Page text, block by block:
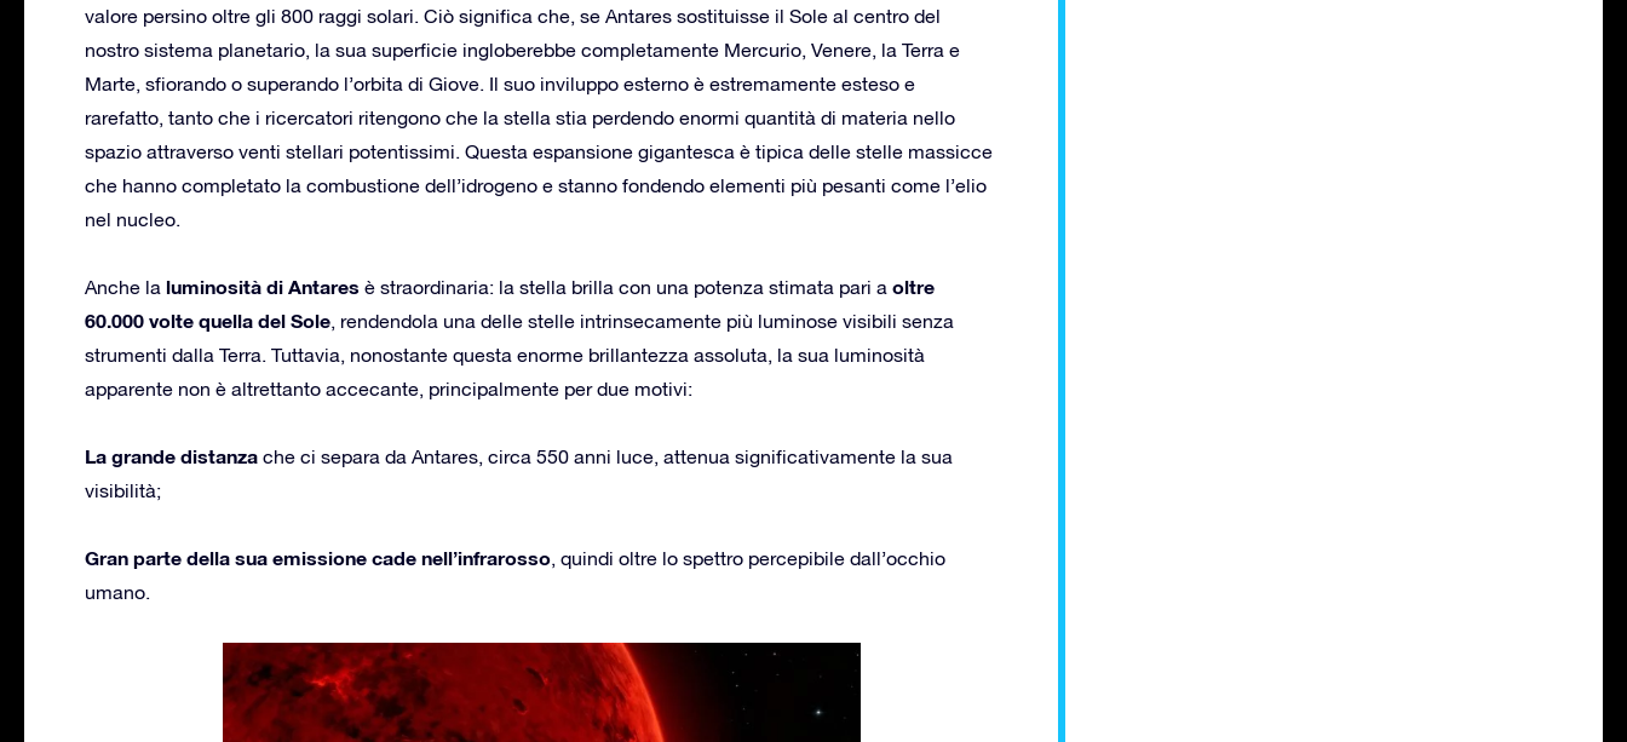
valore persino oltre gli 800 raggi solari. Ciò significa che, se Antares sostituisse il Sole al centro del
nostro sistema planetario, la sua superficie ingloberebbe completamente Mercurio, Venere, la Terra e
Marte, sfiorando o superando l’orbita di Giove. Il suo inviluppo esterno è estremamente esteso e
rarefatto, tanto che i ricercatori ritengono che la stella stia perdendo enormi quantità di materia nello
spazio attraverso venti stellari potentissimi. Questa espansione gigantesca è tipica delle stelle massicce
che hanno completato la combustione dell’idrogeno e stanno fondendo elementi più pesanti come l’elio
nel nucleo.
Anche la luminosità di Antares è straordinaria: la stella brilla con una potenza stimata pari a oltre
60.000 volte quella del Sole, rendendola una delle stelle intrinsecamente più luminose visibili senza
strumenti dalla Terra. Tuttavia, nonostante questa enorme brillantezza assoluta, la sua luminosità
apparente non è altrettanto accecante, principalmente per due motivi:
La grande distanza che ci separa da Antares, circa 550 anni luce, attenua significativamente la sua
visibilità;
Gran parte della sua emissione cade nell’infrarosso, quindi oltre lo spettro percepibile dall’occhio
umano.